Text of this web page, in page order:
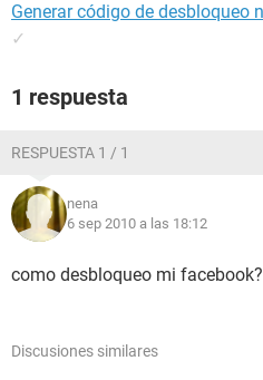
Generar código de desbloqueo
✓
1 respuesta
RESPUESTA 1 / 1
nena
6 sep 2010 a las 18:12
como desbloqueo mi facebook?
Discusiones similares